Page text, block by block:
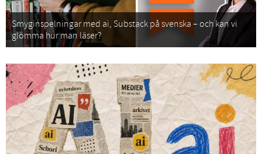
Smyginspelningar med ai, Substack på svenska – och kan vi
glömma hur man läser?